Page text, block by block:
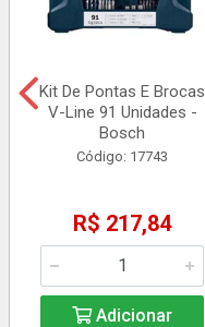
Kit De Pontas E Brocas
V-Line 91 Unidades -
Bosch
Código: 17743
R$ 217,84
Adicionar